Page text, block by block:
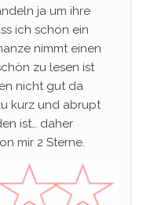
ja um ihre
ich schon ein
nimmt einen
zu lesen ist
nicht gut da
kurz und abrupt
ist… daher
mir 2 Sterne.